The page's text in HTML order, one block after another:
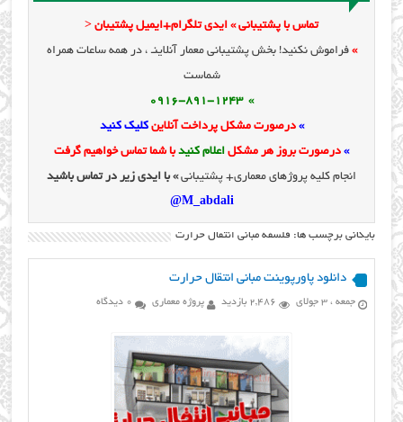
تماس با پشتیبانی » ایدی تلگرام+ایمیل پشتیبان <
» فراموش نکنید! بخش پشتیبانی معمار آنلاینـ ، در همه ساعات همراه
شماست
» 0916-891-1243
» درصورت مشکل پرداخت آنلاینکلیک کنید
» درصورت بروز هر مشکل اعلام کنیدبا شما تماس خواهیم گرفت
انجام کلیه پروژهای معماری+ پشتیبانی» با ایدی زیر در تماس باشید
M_abdali@
بایگانی برچسب ها: فلسفه مبانی انتقال حرارت
دانلود پاورپوینت مبانی انتقال حرارت
جمعه ، 3 جولای 2,486 بازدید پروژه معماری 0 دیدگاه